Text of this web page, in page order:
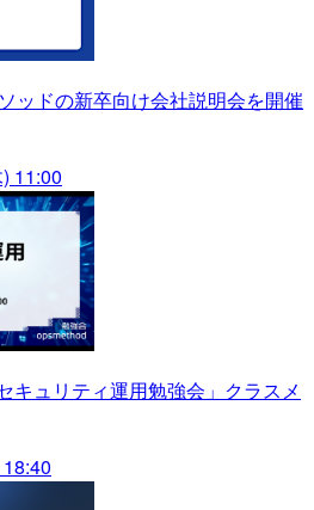
ッドの新卒向け会社説明会を開催
11:00
キュリティ運用勉強会」クラスメ